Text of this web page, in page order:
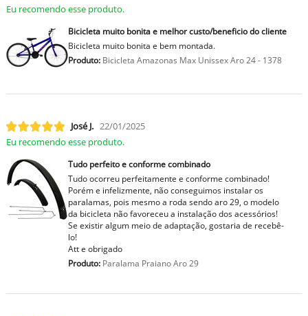
Eu recomendo esse produto.
Bicicleta muito bonita e melhor custo/beneficio do cliente
Bicicleta muito bonita e bem montada.
Produto:Bicicleta Amazonas Max Unissex Aro 24 - 1378
José J. 22/01/2025
Eu recomendo esse produto.
Tudo perfeito e conforme combinado
Tudo ocorreu perfeitamente e conforme combinado!
Porém e infelizmente, não conseguimos instalar os
paralamas, pois mesmo a roda sendo aro 29, o modelo
da bicicleta não favoreceu a instalação dos acessórios!
Se existir algum meio de adaptação, gostaria de recebê-
lo!
Att e obrigado
Produto:Paralama Praiano Aro 29